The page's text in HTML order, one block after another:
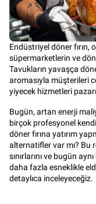
Endüstriyel döner fırın,
süpermarketlerin ve
Tavukların yavaşça
aromasıyla müşterileri
yiyecek hizmetleri
Bugün, artan enerji
birçok profesyonel
döner fırına yatırım
alternatifler var mı? Bu
sınırlarını ve bugün
daha fazla esneklikle
detaylıca inceleyeceğiz.